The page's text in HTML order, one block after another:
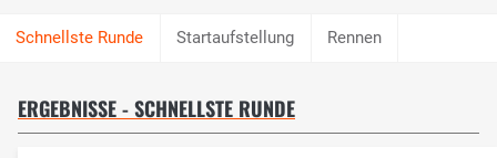
Startaufstellung Rennen
ERGEBNISSE - SCHNELLSTE RUNDE